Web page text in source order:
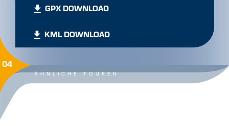
GPX DOWNLOAD
KML DOWNLOAD
ÄHNLICHE TOUREN
04